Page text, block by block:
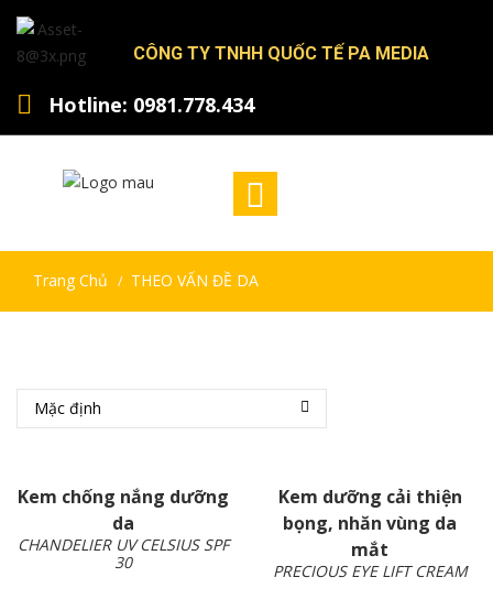
CÔNG TY TNHH QUỐC TẾ PA MEDIA
Hotline: 0981.778.434
Trang Chủ / THEO VẤN ĐỀ DA
Mặc định
Kem chống nắng dưỡng
da
CHANDELIER UV CELSIUS SPF
30
Kem dưỡng cải thiện
bọng, nhăn vùng da
mắt
PRECIOUS EYE LIFT CREAM